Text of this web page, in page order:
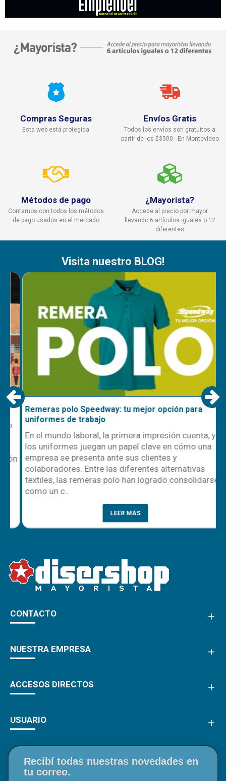
Compras Seguras
Esta web está protegida
Envíos Gratis
Todos los envíos son gratuitos a
partir de los $3500 - En Montevideo
Métodos de pago
Contamos con todos los métodos
de pago usados en el mercado
¿Mayorista?
Accede al precio por mayor
llevando 6 artículos iguales o 12
diferentes
Visita nuestro BLOG!
Remeras polo Speedway: tu mejor opción para
uniformes de trabajo
En el mundo laboral, la primera impresión cuenta, y
los uniformes juegan un papel clave en cómo una
empresa se presenta ante sus clientes y
colaboradores. Entre las diferentes alternativas
textiles, las remeras polo han logrado consolidarse
como un c..
LEER MÁS
CONTACTO
NUESTRA EMPRESA
ACCESOS DIRECTOS
USUARIO
Recibí todas nuestras novedades en
tu correo.